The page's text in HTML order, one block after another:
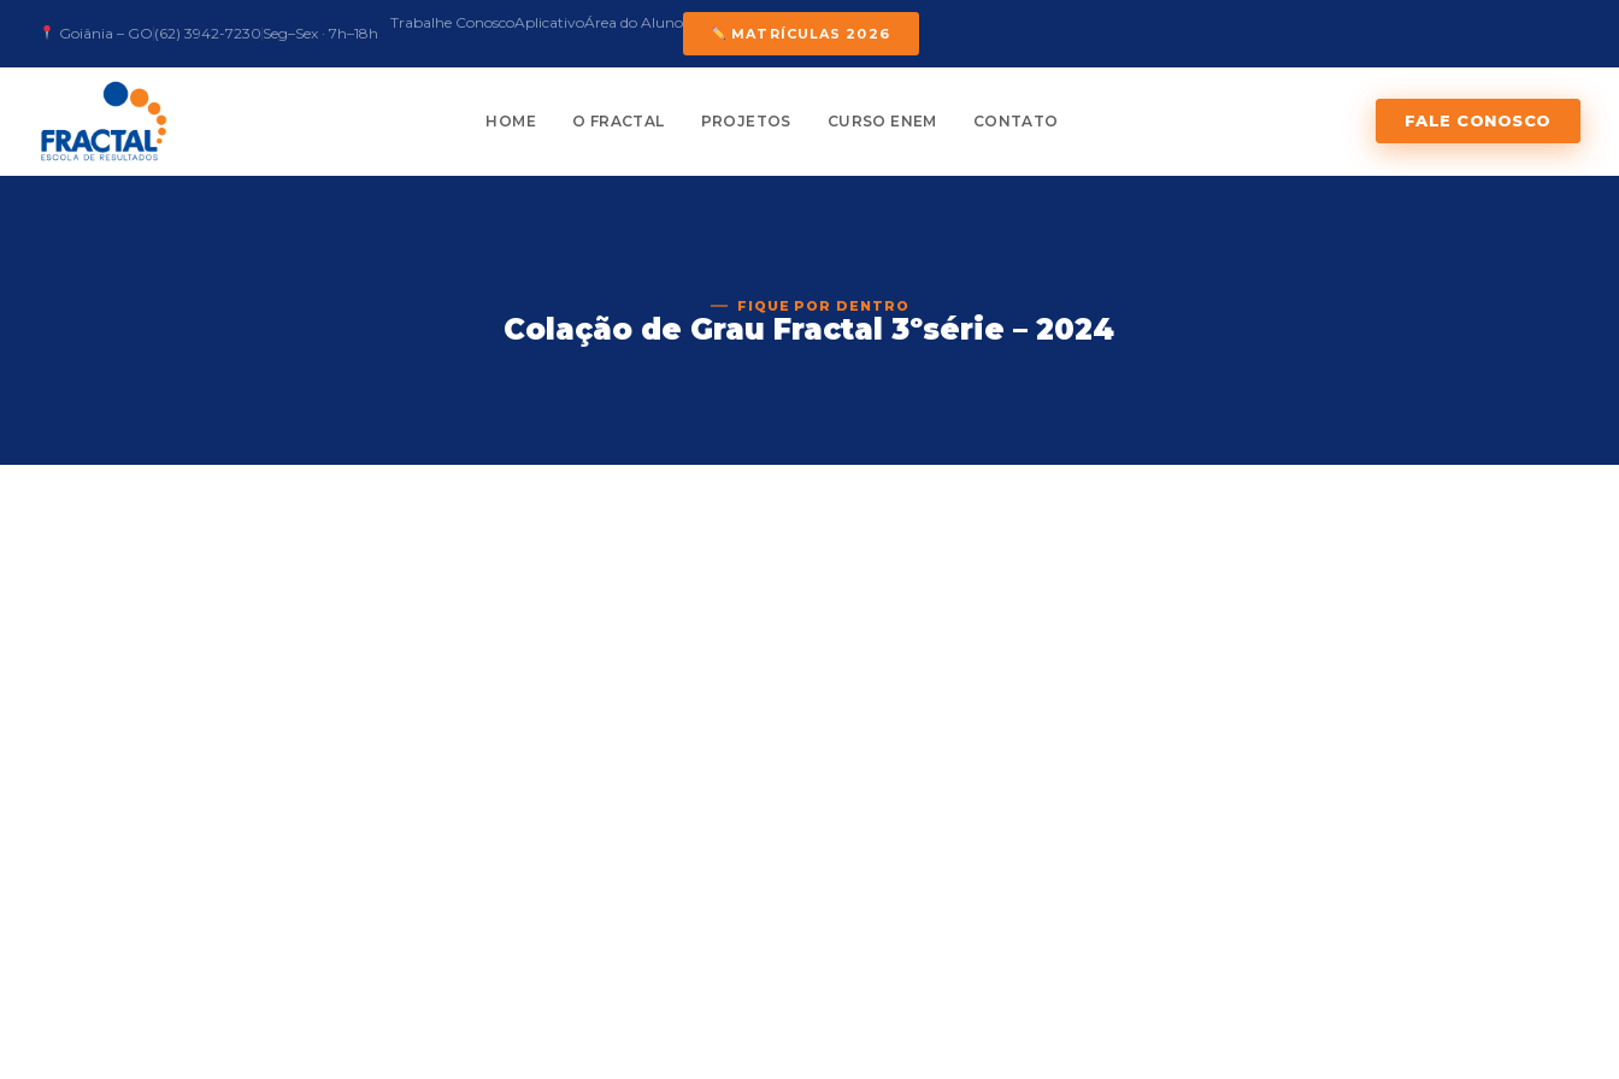
Goiânia – GO (62) 3942-7230 Seg–Sex · 7h–18h
Trabalhe ConoscoAplicativoÁrea do Aluno
MATRÍCULAS 2026
HOME O FRACTAL PROJETOS CURSO ENEM CONTATO FALE CONOSCO
FIQUE POR DENTRO
Colação de Grau Fractal 3ºsérie – 2024